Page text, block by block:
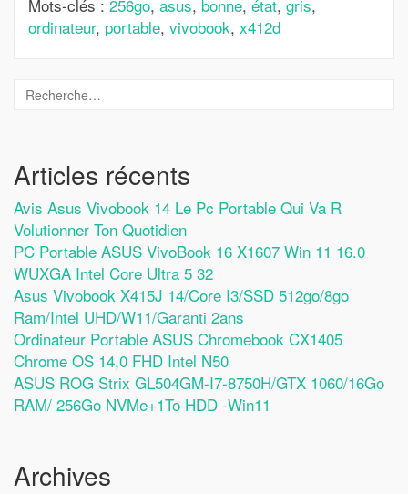
Mots-clés : 256go, asus, bonne, état, gris,
ordinateur, portable, vivobook, x412d
Articles récents
Avis Asus Vivobook 14 Le Pc Portable Qui Va R
Volutionner Ton Quotidien
PC Portable ASUS VivoBook 16 X1607 Win 11 16.0
WUXGA Intel Core Ultra 5 32
Asus Vivobook X415J 14/Core I3/SSD 512go/8go
Ram/Intel UHD/W11/Garanti 2ans
Ordinateur Portable ASUS Chromebook CX1405
Chrome OS 14,0 FHD Intel N50
ASUS ROG Strix GL504GM-I7-8750H/GTX 1060/16Go
RAM/ 256Go NVMe+1To HDD -Win11
Archives